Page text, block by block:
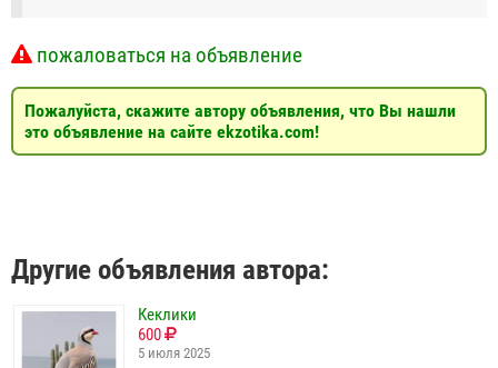
пожаловаться на объявление
Пожалуйста, скажите автору объявления, что Вы нашли
это объявление на сайте ekzotika.com!
Другие объявления автора:
Кеклики
600
5 июля 2025